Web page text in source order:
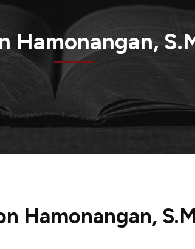
Hamonangan,
Hamonangan,